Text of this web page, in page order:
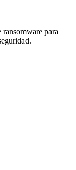
ransomware para